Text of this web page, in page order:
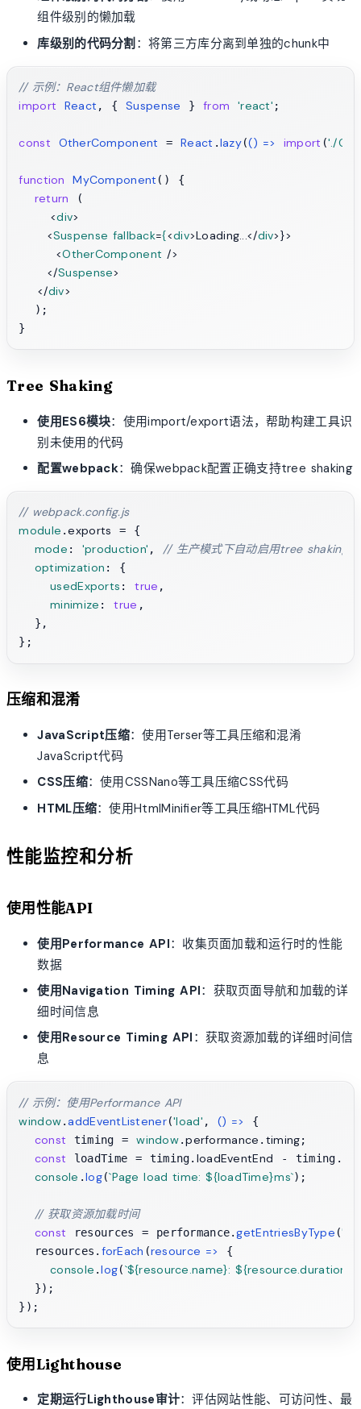
组件级别的懒加载
库级别的代码分割 ：将第三方库分离到单独的chunk中
// 示例：React组件懒加载
import
React , { Suspense } from 'react' ;
const OtherComponent = React .lazy(() => import ('./
function MyComponent ( ) {
return (
<div>
<Suspense fallback={<div>Loading...</div>}>
<OtherComponent />
</Suspense>
</div>
  );
Tree Shaking
使用ES6模块：使用import/export语法，帮助构建工具识
别未使用的代码
配置webpack：确保webpack配置正确支持tree shaking
// webpack.config.js
module .exports = {
mode : 'production' , // 生产模式下自动启用tree shaking
optimization : {
usedExports : true ,
minimize : true ,
  },
压缩和混淆
JavaScript压缩：使用Terser等工具压缩和混淆
JavaScript代码
CSS压缩：使用CSSNano等工具压缩CSS代码
HTML压缩：使用HtmlMinifier等工具压缩HTML代码
性能监控和分析
使用性能API
使用Performance API：收集页面加载和运行时的性能
数据
使用Navigation Timing API：获取页面导航和加载的详
细时间信息
使用Resource Timing API ：获取资源加载的详细时间信
息
// 示例：使用Performance API
window. addEventListener('load' , () => {
const timing = window.performance . timing;
const loadTime = timing. loadEventEnd - timing.
console .log(`Page load time: ${loadTime}ms`);
// 获取资源加载时间
const resources = performance.getEntriesByType (
  resources.
forEach (resource => {
console .log(`${resource.name}: ${resource.duration}
  });
使用Lighthouse
定期运行Lighthouse审计：评估网站性能、可访问性、最